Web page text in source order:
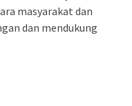
masyarakat dan
dan mendukung